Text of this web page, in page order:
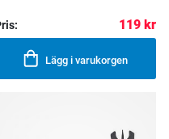
119 kr
Lägg i varukorgen